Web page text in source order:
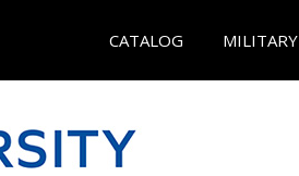
CATALOG MILITARY